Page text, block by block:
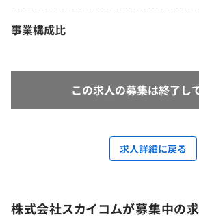
事業構成比
この求人の募集は終了し
求人詳細に戻る
株式会社スカイコムが募集中の